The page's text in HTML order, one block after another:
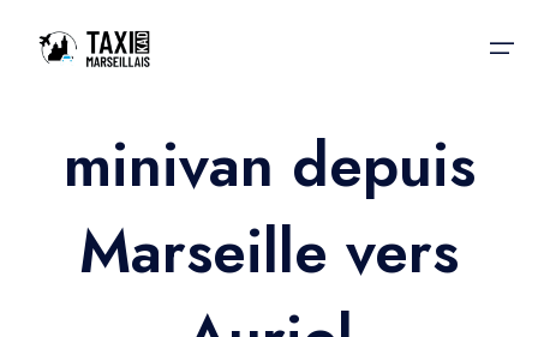
Accueil
Nos services
Nos services
minivan depuis
Marseille vers